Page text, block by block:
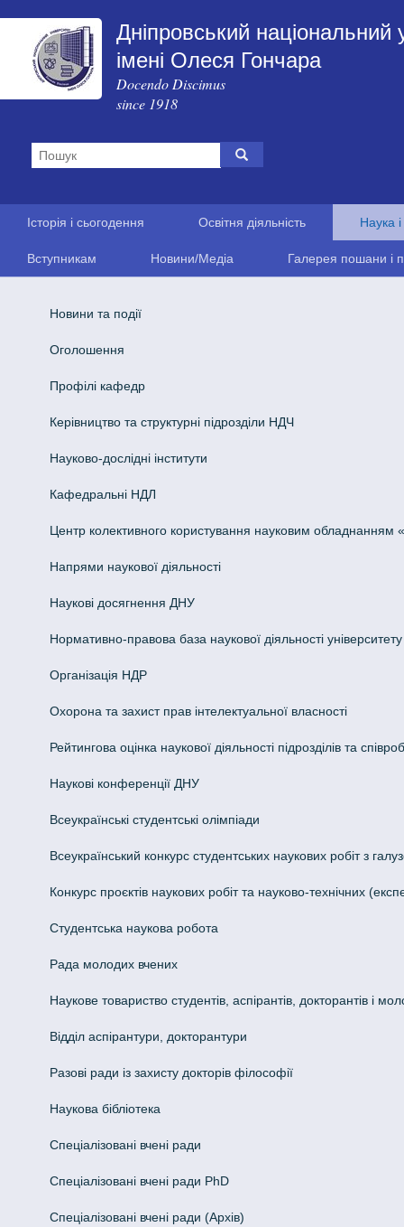
Дніпровський національний
імені Олеся Гончара
Docendo Discimus
since 1918
Історія і сьогодення Освітня діяльність Наука
Вступникам Новини/Медіа Галерея пошани і
Новини та події
Оголошення
Профілі кафедр
Керівництво та структурні підрозділи НДЧ
Науково-дослідні інститути
Кафедральні НДЛ
Центр колективного користування науковим обладнанням
Напрями наукової діяльності
Наукові досягнення ДНУ
Нормативно-правова база наукової діяльності університету
Організація НДР
Охорона та захист прав інтелектуальної власності
Рейтингова оцінка наукової діяльності підрозділів та
Наукові конференції ДНУ
Всеукраїнські студентські олімпіади
Всеукраїнський конкурс студентських наукових робіт з
Конкурс проєктів наукових робіт та науково-технічних
Студентська наукова робота
Рада молодих вчених
Наукове товариство студентів, аспірантів, докторантів і
Відділ аспірантури, докторантури
Разові ради із захисту докторів філософії
Наукова бібліотека
Спеціалізовані вчені ради
Спеціалізовані вчені ради PhD
Спеціалізовані вчені ради (Архів)